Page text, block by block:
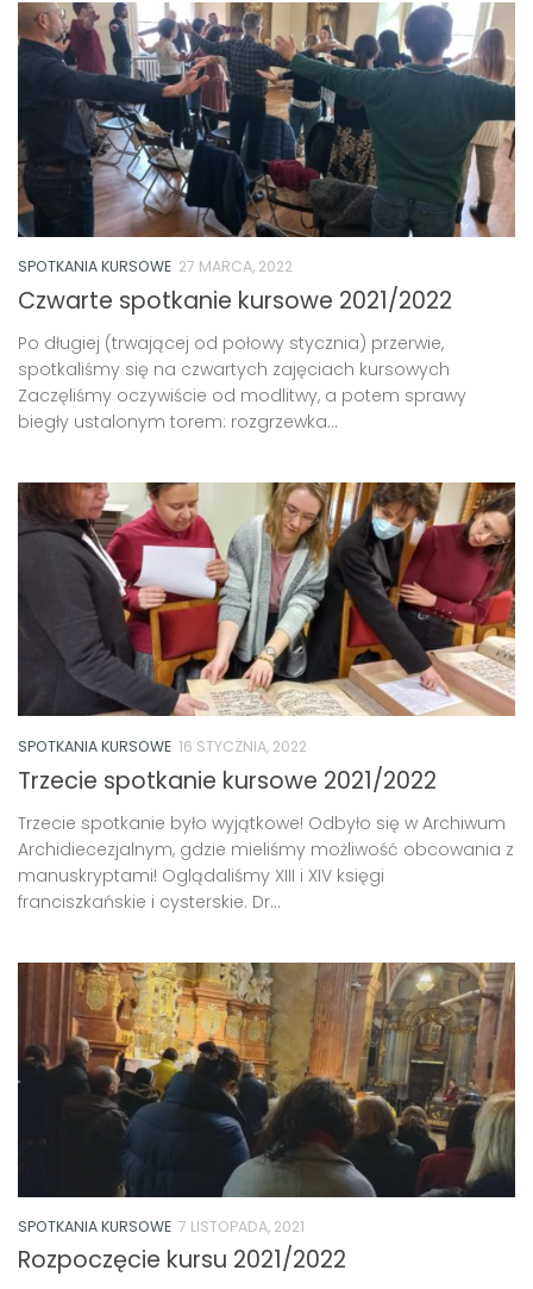
SPOTKANIA KURSOWE 27 MARCA, 2022
Czwarte spotkanie kursowe 2021/2022
Po długiej (trwającej od połowy stycznia) przerwie,
spotkaliśmy się na czwartych zajęciach kursowych
Zaczęliśmy oczywiście od modlitwy, a potem sprawy
biegły ustalonym torem: rozgrzewka...
SPOTKANIA KURSOWE 16 STYCZNIA, 2022
Trzecie spotkanie kursowe 2021/2022
Trzecie spotkanie było wyjątkowe! Odbyło się w Archiwum
Archidiecezjalnym, gdzie mieliśmy możliwość obcowania z
manuskryptami! Oglądaliśmy XIII i XIV księgi
franciszkańskie i cysterskie. Dr...
SPOTKANIA KURSOWE 7 LISTOPADA, 2021
Rozpoczęcie kursu 2021/2022